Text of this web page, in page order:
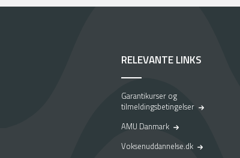
RELEVANTE LINKS
Garantikurser og
tilmeldingsbetingelser
AMU Danmark
Voksenuddannelse.dk